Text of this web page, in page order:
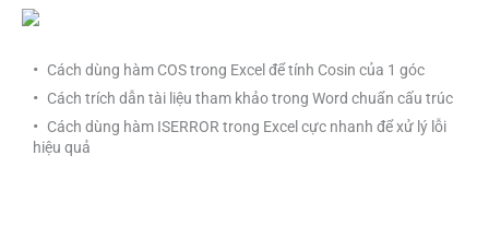
Cách dùng hàm COS trong Excel để tính Cosin của 1 góc
Cách trích dẫn tài liệu tham khảo trong Word chuẩn cấu trúc
Cách dùng hàm ISERROR trong Excel cực nhanh để xử lý lỗi
hiệu quả